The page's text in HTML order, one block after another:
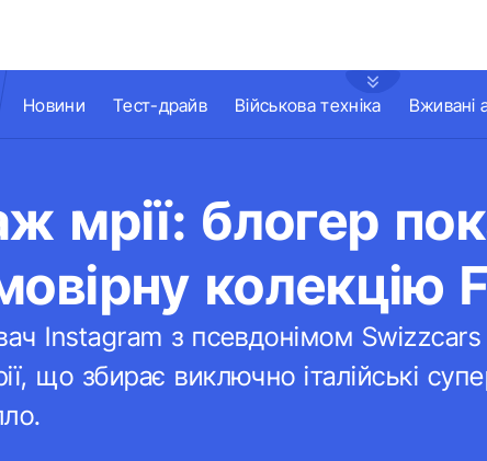
Новини Тест-драйв Військова техніка Вживані
мрії: блогер
колекцію
Instagram з псевдонімом Swizzcars
що збирає виключно італійські